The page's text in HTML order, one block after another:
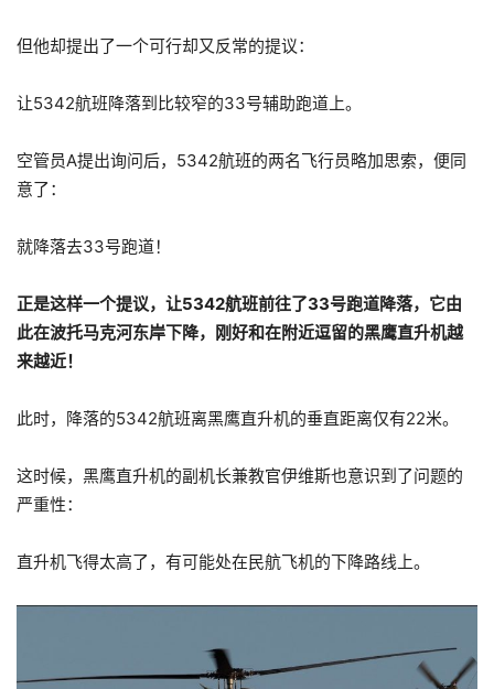
但他却提出了一个可行却又反常的提议：
让5342航班降落到比较窄的33号辅助跑道上。
空管员A提出询问后，5342航班的两名飞行员略加思索，便同
意了：
就降落去33号跑道！
正是这样一个提议，让5342航班前往了33号跑道降落，它由
此在波托马克河东岸下降，刚好和在附近逗留的黑鹰直升机越
来越近！
此时，降落的5342航班离黑鹰直升机的垂直距离仅有22米。
这时候，黑鹰直升机的副机长兼教官伊维斯也意识到了问题的
严重性：
直升机飞得太高了，有可能处在民航飞机的下降路线上。